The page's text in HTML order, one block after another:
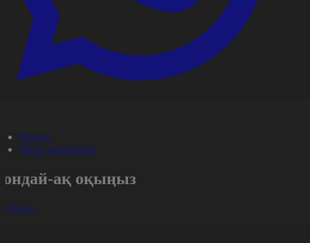
#Әлем
#Күн жаңалығы
ақ оқыңыз